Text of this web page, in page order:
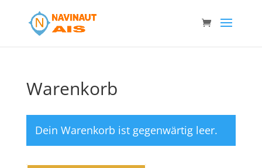
Warenkorb
Dein Warenkorb ist gegenwärtig leer.